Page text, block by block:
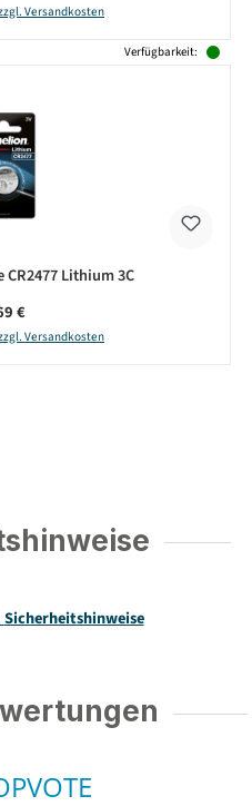
Versandkosten
Verfügbarkeit:
Lithium 3C
Preis:
€
Versandkosten
Sicherheitshinweise